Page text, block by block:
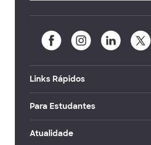
Links Rápidos
Para Estudantes
Atualidade